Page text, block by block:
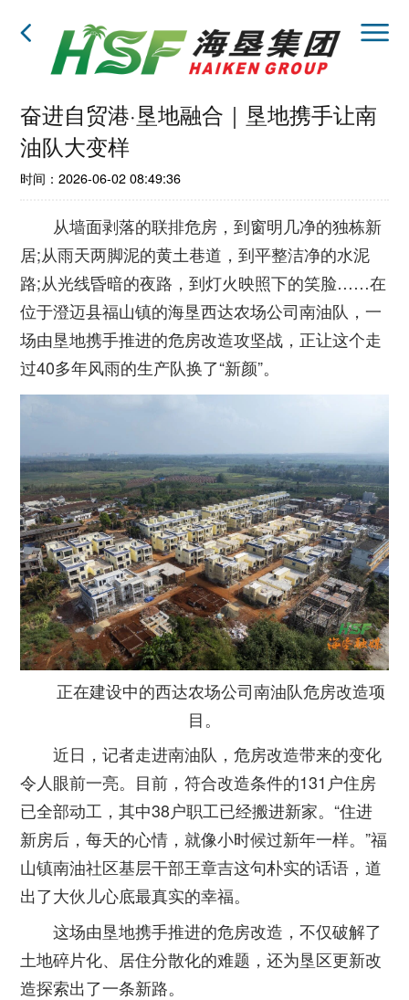
奋进自贸港·垦地融合｜垦地携手让南
油队大变样
时间：2026-06-02 08:49:36
从墙面剥落的联排危房，到窗明几净的独栋新
居;从雨天两脚泥的黄土巷道，到平整洁净的水泥
路;从光线昏暗的夜路，到灯火映照下的笑脸……在
位于澄迈县福山镇的海垦西达农场公司南油队，一
场由垦地携手推进的危房改造攻坚战，正让这个走
过40多年风雨的生产队换了“新颜”。
正在建设中的西达农场公司南油队危房改造项
目。
近日，记者走进南油队，危房改造带来的变化
令人眼前一亮。目前，符合改造条件的131户住房
已全部动工，其中38户职工已经搬进新家。“住进
新房后，每天的心情，就像小时候过新年一样。”福
山镇南油社区基层干部王章吉这句朴实的话语，道
出了大伙儿心底最真实的幸福。
这场由垦地携手推进的危房改造，不仅破解了
土地碎片化、居住分散化的难题，还为垦区更新改
造探索出了一条新路。